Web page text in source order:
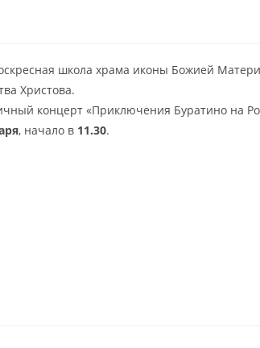
школа храма иконы Божией
Христова.
концерт «Приключения Буратино на
, начало в 11.30.